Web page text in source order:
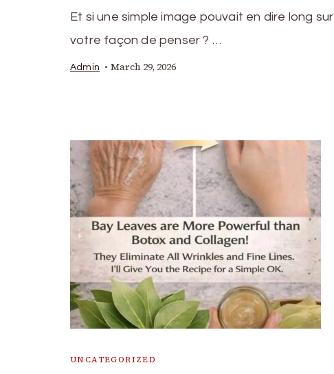
Et si une simple image pouvait en dire long sur
votre façon de penser ? …
Admin March 29, 2026
UNCATEGORIZED